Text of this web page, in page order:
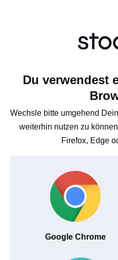
Du verwendest
Wechsle bitte umgehend
weiterhin nutzen zu
Firefox, Edge
Google Chrome